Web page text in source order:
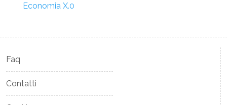
Economia X.0
Faq
Contatti